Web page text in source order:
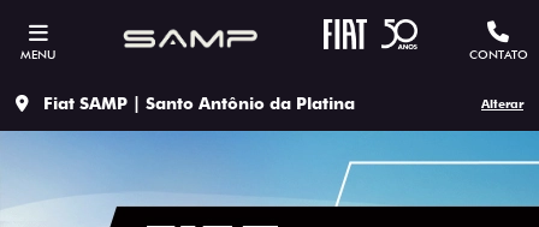
MENU CONTATO
Fiat SAMP | Santo Antônio da Platina Alterar